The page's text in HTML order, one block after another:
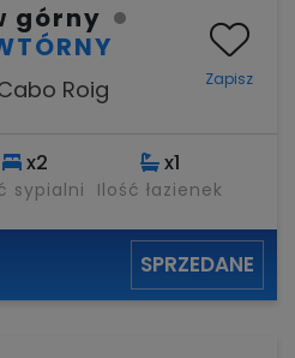
górny
Roig Zapisz
x2
sypialni
x1
Ilość łazienek
SPRZEDANE